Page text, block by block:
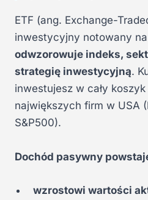
ETF (ang. Exchange-
inwestycyjny notowany na
odwzorowuje indeks,
strategię inwestycyjną.
inwestujesz w cały
największych firm w USA
S&P500).
Dochód pasywny
wzrostowi wartości